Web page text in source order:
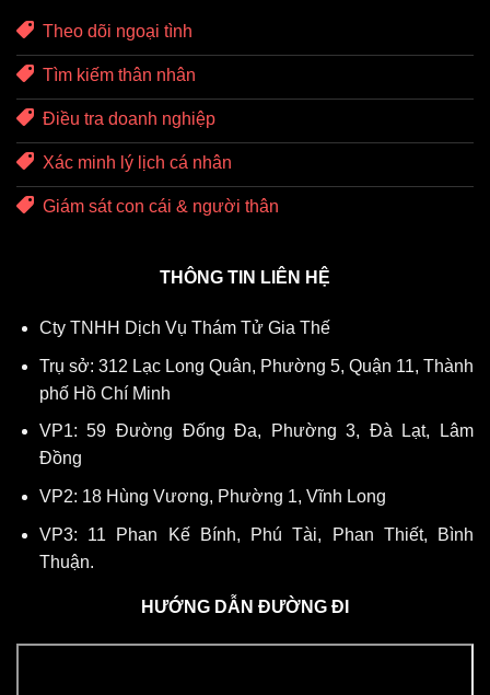
Theo dõi ngoại tình
Tìm kiếm thân nhân
Điều tra doanh nghiệp
Xác minh lý lịch cá nhân
Giám sát con cái & người thân
THÔNG TIN LIÊN HỆ
Cty TNHH Dịch Vụ Thám Tử Gia Thế
Trụ sở: 312 Lạc Long Quân, Phường 5, Quận 11, Thành
phố Hồ Chí Minh
VP1: 59 Đường Đống Đa, Phường 3, Đà Lạt, Lâm
Đồng
VP2: 18 Hùng Vương, Phường 1, Vĩnh Long
VP3: 11 Phan Kế Bính, Phú Tài, Phan Thiết, Bình
Thuận.
HƯỚNG DẪN ĐƯỜNG ĐI